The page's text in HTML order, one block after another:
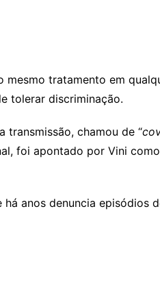
tratamento em
tolerar discriminação.
chamou de “
foi apontado por Vini
há anos denuncia episódios